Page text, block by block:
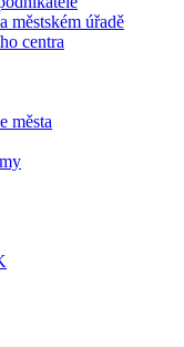
městském úřadě
centra
města